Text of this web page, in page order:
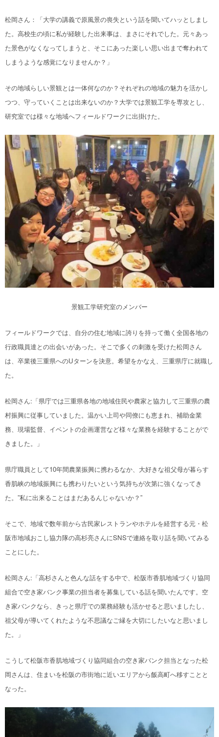
松岡さん：「大学の講義で原風景の喪失という話を聞いてハッとしまし
た。高校生の頃に私が経験した出来事は、まさにそれでした。元々あっ
た景色がなくなってしまうと、そこにあった楽しい思い出まで奪われて
しまうような感覚になりませんか？」
その地域らしい景観とは一体何なのか？それぞれの地域の魅力を活かし
つつ、守っていくことは出来ないのか？大学では景観工学を専攻とし、
研究室では様々な地域へフィールドワークに出掛けた。
景観工学研究室のメンバー
フィールドワークでは、自分の住む地域に誇りを持って働く全国各地の
行政職員達との出会いがあった。そこで多くの刺激を受けた松岡さん
は、卒業後三重県へのUターンを決意。希望をかなえ、三重県庁に就職し
た。
松岡さん:「県庁では三重県各地の地域住民や農家と協力して三重県の農
村振興に従事していました。温かい上司や同僚にも恵まれ、補助金業
務、現場監督、イベントの企画運営など様々な業務を経験することがで
きました。」
県庁職員として10年間農業振興に携わるなか、大好きな祖父母が暮らす
香肌峡の地域振興にも携わりたいという気持ちが次第に強くなってき
た。”私に出来ることはまだあるんじゃないか？”
そこで、 地域で数年前から古民家レストランやホテルを経営する元・松
阪市地域おこし協力隊の高杉亮さんにSNSで連絡を取り話を聞いてみる
ことにした。
松岡さん:「高杉さんと色んな話をする中で、松阪市香肌地域づくり協同
組合で空き家バンク事業の担当者を募集している話を聞いたんです。空
き家バンクなら、きっと県庁での業務経験も活かせると思いましたし、
祖父母が導いてくれたような不思議なご縁を大切にしたいなと思いまし
た。」
こうして松阪市香肌地域づくり協同組合の空き家バンク担当となった松
岡さんは、住まいを松阪の市街地に近いエリアから飯高町へ移すことと
なった。